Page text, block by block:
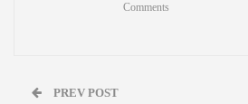
Comments
PREV POST